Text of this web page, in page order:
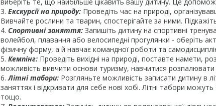
Екскурсії на природу: Проведіть час на природі,
Вивчайте рослини та тварин, спостерігайте за ними.
Спортивні заняття: Запишіть дитину на спортивні
волейбол, плавання або велосипедні прогулянки - оберіть
фізичну форму, а й навчає командної роботи та
Кемпінг: Проведіть вихідні на природі, поставте намети,
можливість вивчити основи туризму, навчитися розпалювати
Літні табори: Розгляньте можливість записати дитину в
заняттях і відкривати для себе нові хобі. Літні табори
тощо.